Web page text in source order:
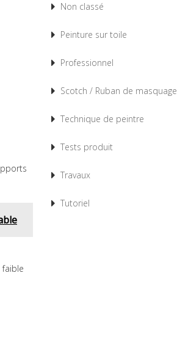
Non classé
Peinture sur toile
Professionnel
Scotch / Ruban de masquage
Technique de peintre
Tests produit
Travaux
Tutoriel